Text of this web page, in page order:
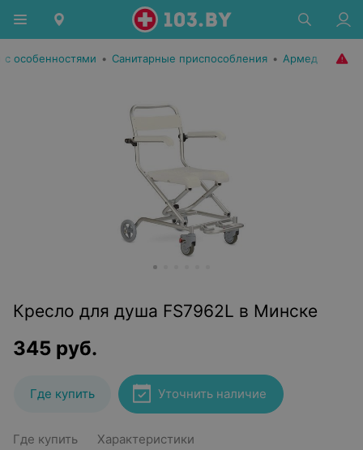
особенностями • Санитарные приспособления • Армед
Кресло для душа FS7962L в Минске
345 руб.
Где купить Уточнить наличие
Где купить Характеристики